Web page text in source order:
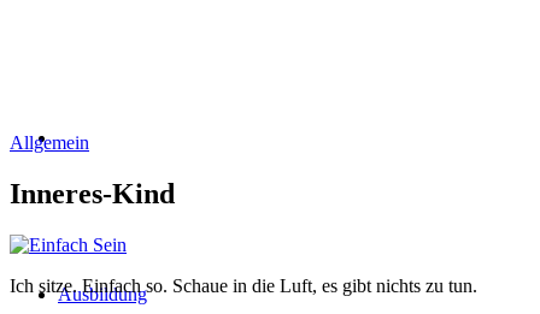
Ausbildung
Allgemein
Inneres-Kind
Ich sitze. Einfach so. Schaue in die Luft, es gibt nichts zu tun.